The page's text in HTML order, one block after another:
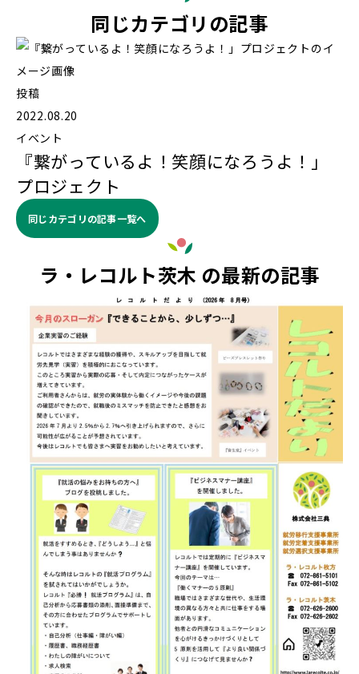
同じカテゴリの記事
投稿
2022.08.20
イベント
『繋がっているよ！笑顔になろうよ！」
プロジェクト
同じカテゴリの記事⼀覧へ
ラ・レコルト茨木 の最新の記事